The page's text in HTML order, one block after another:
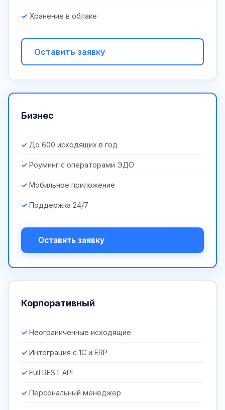
Хранение в облаке
Оставить заявку
Бизнес
До 600 исходящих в год
Роуминг с операторами ЭДО
Мобильное приложение
Поддержка 24/7
Оставить заявку
Корпоративный
Неограниченные исходящие
Интеграция с 1С и ERP
Full REST API
Персональный менеджер